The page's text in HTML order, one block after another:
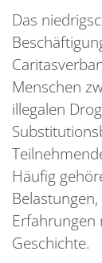
Das
Menschen
illegalen
Häufig
Geschichte.